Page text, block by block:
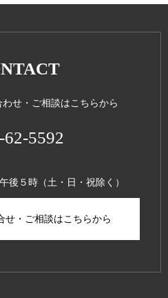
せ・ご相談はこちらから
62-5592
５時（土・日・祝除く）
せ・ご相談はこちらから